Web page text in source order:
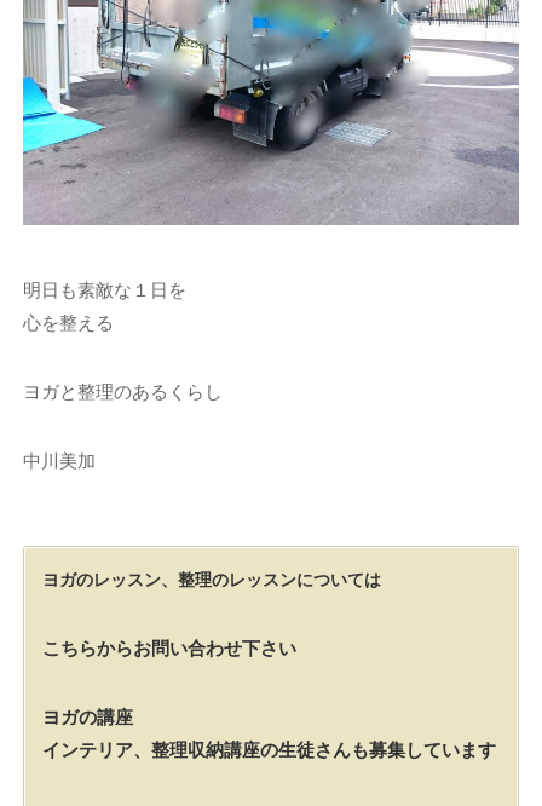
明日も素敵な１日を
心を整える
ヨガと整理のあるくらし
中川美加
ヨガのレッスン、整理のレッスンについては
こちらからお問い合わせ下さい
ヨガの講座
インテリア、整理収納講座の生徒さんも募集しています